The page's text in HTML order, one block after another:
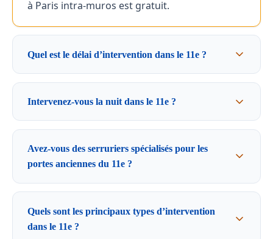
à Paris intra-muros est gratuit.
Quel est le délai d’intervention dans le 11e ?
Intervenez-vous la nuit dans le 11e ?
Avez-vous des serruriers spécialisés pour les
portes anciennes du 11e ?
Quels sont les principaux types d’intervention
dans le 11e ?